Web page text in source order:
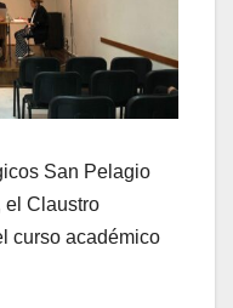
San Pelagio
el Claustro
curso académico